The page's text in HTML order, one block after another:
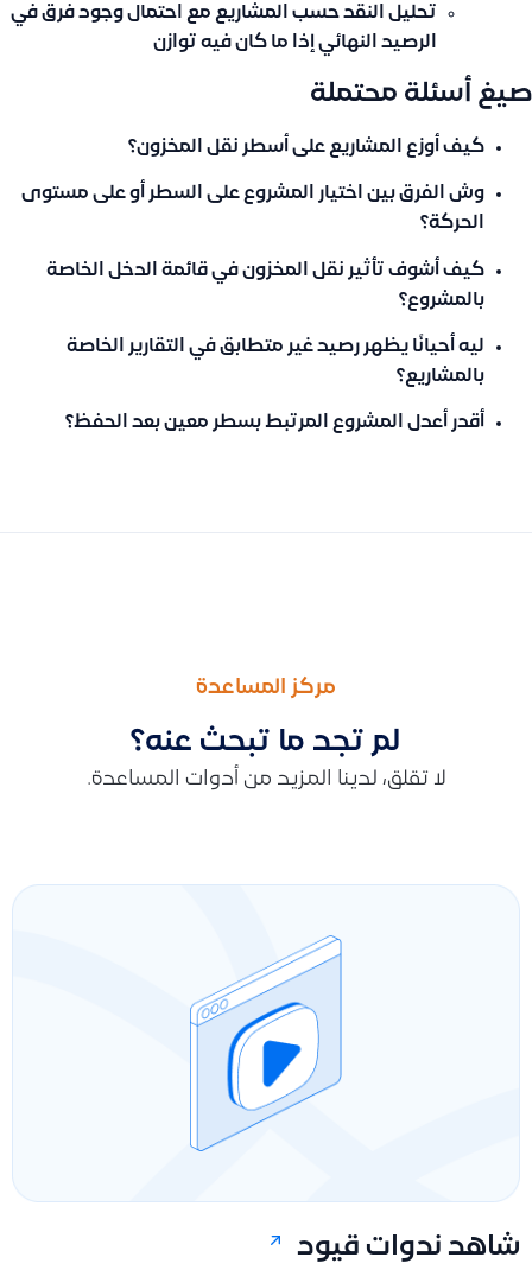
تحليل النقد حسب المشاريع مع احتمال وجود فرق في
الرصيد النهائي إذا ما كان فيه توازن
صيغ أسئلة محتملة
كيف أوزع المشاريع على أسطر نقل المخزون؟
وش الفرق بين اختيار المشروع على السطر أو على مستوى
الحركة؟
كيف أشوف تأثير نقل المخزون في قائمة الدخل الخاصة
بالمشروع؟
ليه أحيانًا يظهر رصيد غير متطابق في التقارير الخاصة
بالمشاريع؟
أقدر أعدل المشروع المرتبط بسطر معين بعد الحفظ؟
مركز المساعدة
لم تجد ما تبحث عنه؟
لا تقلق، لدينا المزيد من أدوات المساعدة.
شاهد ندوات قيود